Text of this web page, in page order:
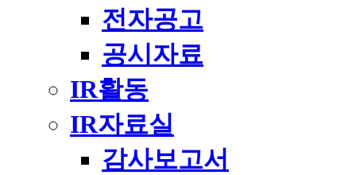
전자공고
공시자료
IR활동
IR자료실
감사보고서